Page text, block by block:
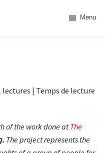
Menu
lectures | Temps de lecture
of the work done atThe
The project represents the